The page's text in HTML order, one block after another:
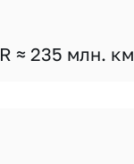
R ≈ 235 млн. км